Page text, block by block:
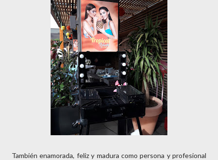
También enamorada, feliz y madura como persona y profesional